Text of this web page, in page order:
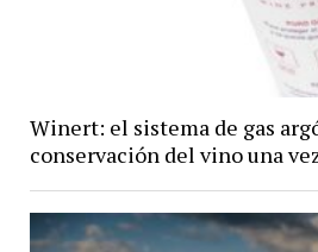
Winert: el sistema de gas
conservación del vino una